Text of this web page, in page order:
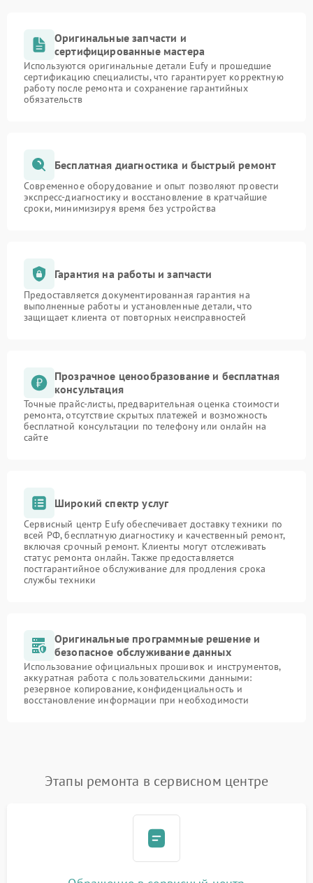
Оригинальные запчасти и
сертифицированные мастера
Используются оригинальные детали Eufy и прошедшие
сертификацию специалисты, что гарантирует корректную
работу после ремонта и сохранение гарантийных
обязательств
Бесплатная диагностика и быстрый ремонт
Современное оборудование и опыт позволяют провести
экспресс-диагностику и восстановление в кратчайшие
сроки, минимизируя время без устройства
Гарантия на работы и запчасти
Предоставляется документированная гарантия на
выполненные работы и установленные детали, что
защищает клиента от повторных неисправностей
Прозрачное ценообразование и бесплатная
консультация
Точные прайс-листы, предварительная оценка стоимости
ремонта, отсутствие скрытых платежей и возможность
бесплатной консультации по телефону или онлайн на
сайте
Широкий спектр услуг
Сервисный центр Eufy обеспечивает доставку техники по
всей РФ, бесплатную диагностику и качественный ремонт,
включая срочный ремонт. Клиенты могут отслеживать
статус ремонта онлайн. Также предоставляется
постгарантийное обслуживание для продления срока
службы техники
Оригинальные программные решение и
безопасное обслуживание данных
Использование официальных прошивок и инструментов,
аккуратная работа с пользовательскими данными:
резервное копирование, конфиденциальность и
восстановление информации при необходимости
Этапы ремонта в сервисном центре